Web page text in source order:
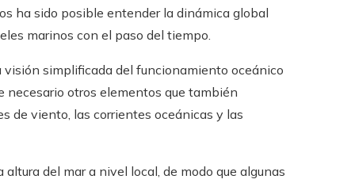
ha sido posible entender la dinámica global
marinos con el paso del tiempo.
simplificada del funcionamiento oceánico
necesario otros elementos que también
de viento, las corrientes oceánicas y las
del mar a nivel local, de modo que algunas